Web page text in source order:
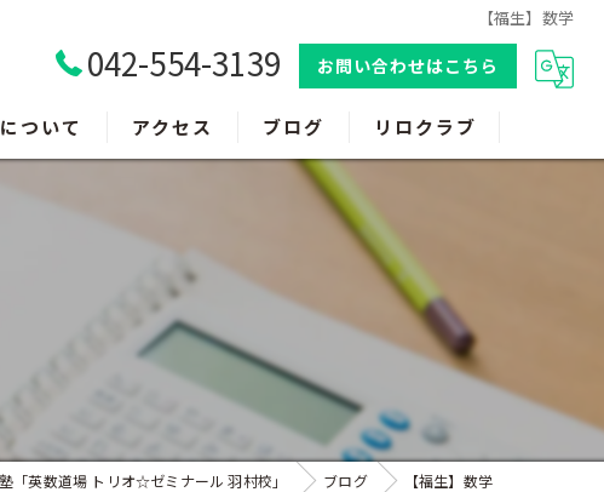
【福生】数学
042-554-3139 お問い合わせはこちら
ついて アクセス ブログ リロクラブ
「英数道場 トリオ☆ゼミナール 羽村校」 ブログ 【福生】数学